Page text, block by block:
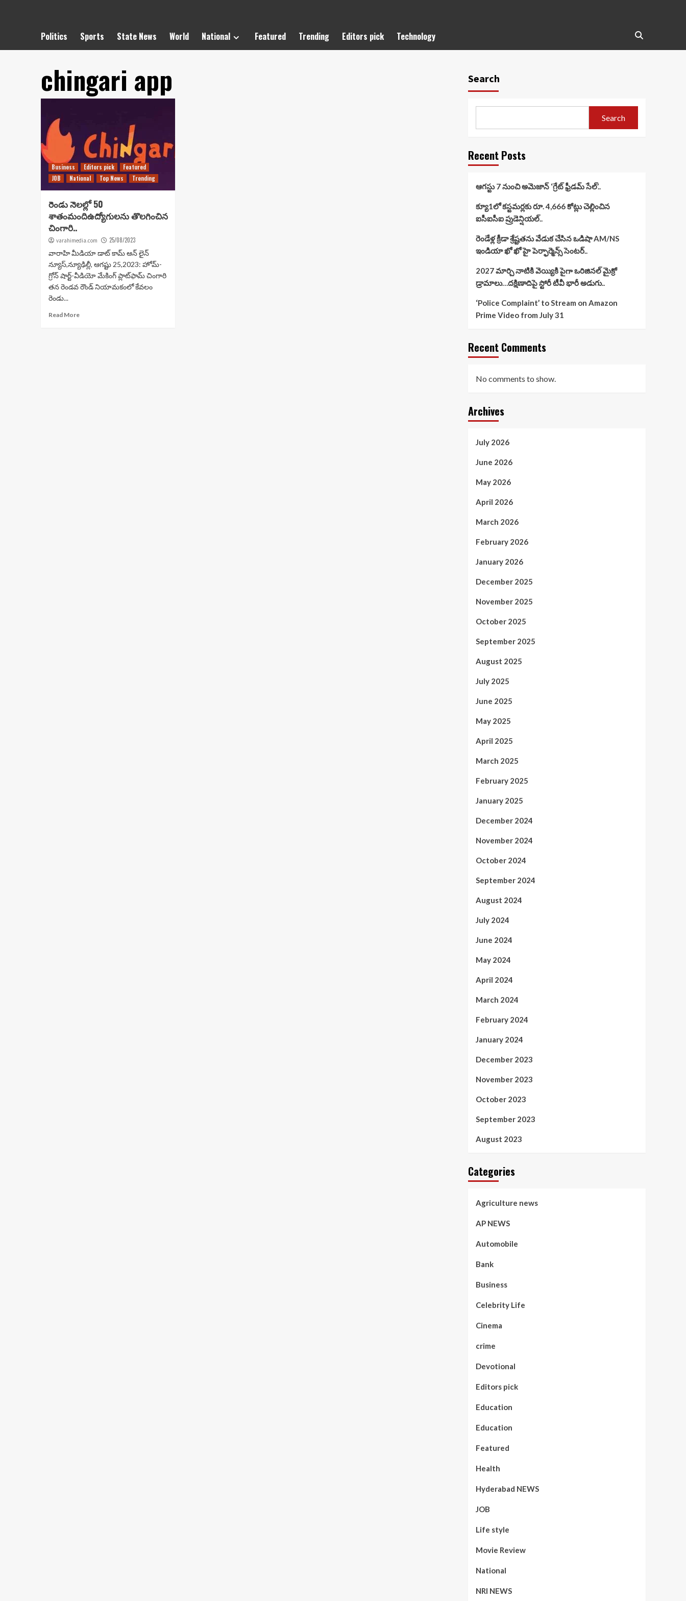
Politics Sports State News World National Featured Trending Editors pick Technology
chingari app
Business Editors pick
Featured
JOB
National Top News Trending
రెండు నెలల్లో 50
శాతంమందిఉద్యోగులను తొలగించిన
చింగారి..
varahimedia.com 25/08/2023
వారాహి మీడియా డాట్ కామ్ ఆన్ లైన్
న్యూస్,న్యూఢిల్లీ, ఆగష్టు 25,2023: హోమ్-
గ్రోన్ షార్ట్-వీడియో మేకింగ్ ప్లాట్‌ఫామ్ చింగారి
తన రెండవ రౌండ్ నియామకంలో కేవలం
రెండు...
Read More
Search
Search
Recent Posts
ఆగస్టు 7 నుంచి అమెజాన్ ‘గ్రేట్ ఫ్రీడమ్ సేల్’..
క్యూ1లో కస్టమర్లకు రూ. 4,666 కోట్లు చెల్లించిన
ఐసీఐసీఐ ప్రుడెన్షియల్..
రెండేళ్ల క్రీడా శ్రేష్టతను వేడుక చేసిన ఒడిషా AM/NS
ఇండియా ఖో ఖో హై పెర్ఫార్మెన్స్ సెంటర్..
2027 మార్చి నాటికి వెయ్యికి పైగా ఒరిజినల్ మైక్రో
డ్రామాలు…దక్షిణాదిపై స్టోరీ టీవీ భారీ అడుగు..
‘Police Complaint’ to Stream on Amazon
Prime Video from July 31
Recent Comments
No comments to show.
Archives
July 2026
June 2026
May 2026
April 2026
March 2026
February 2026
January 2026
December 2025
November 2025
October 2025
September 2025
August 2025
July 2025
June 2025
May 2025
April 2025
March 2025
February 2025
January 2025
December 2024
November 2024
October 2024
September 2024
August 2024
July 2024
June 2024
May 2024
April 2024
March 2024
February 2024
January 2024
December 2023
November 2023
October 2023
September 2023
August 2023
Categories
Agriculture news
AP NEWS
Automobile
Bank
Business
Celebrity Life
Cinema
crime
Devotional
Editors pick
Education
Education
Featured
Health
Hyderabad NEWS
JOB
Life style
Movie Review
National
NRI NEWS